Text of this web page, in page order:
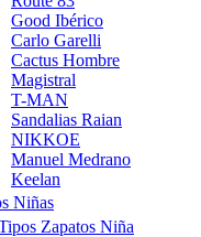
Good Ibérico
Carlo Garelli
Cactus Hombre
Magistral
T-MAN
Sandalias Raian
NIKKOE
Manuel Medrano
Keelan
Niñas
Zapatos Niña